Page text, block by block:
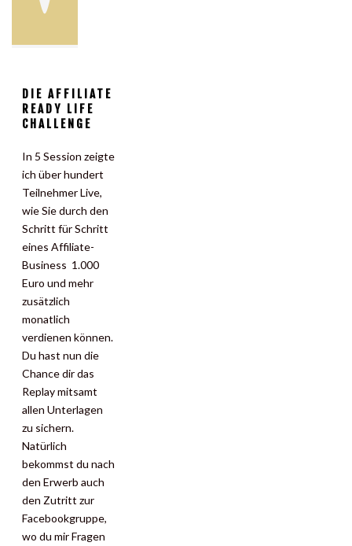
DIE AFFILIATE
READY LIFE
CHALLENGE
In 5 Session zeigte
ich über hundert
Teilnehmer Live,
wie Sie durch den
Schritt für Schritt
eines Affiliate-
Business 1.000
Euro und mehr
zusätzlich
monatlich
verdienen können.
Du hast nun die
Chance dir das
Replay mitsamt
allen Unterlagen
zu sichern.
Natürlich
bekommst du nach
den Erwerb auch
den Zutritt zur
Facebookgruppe,
wo du mir Fragen